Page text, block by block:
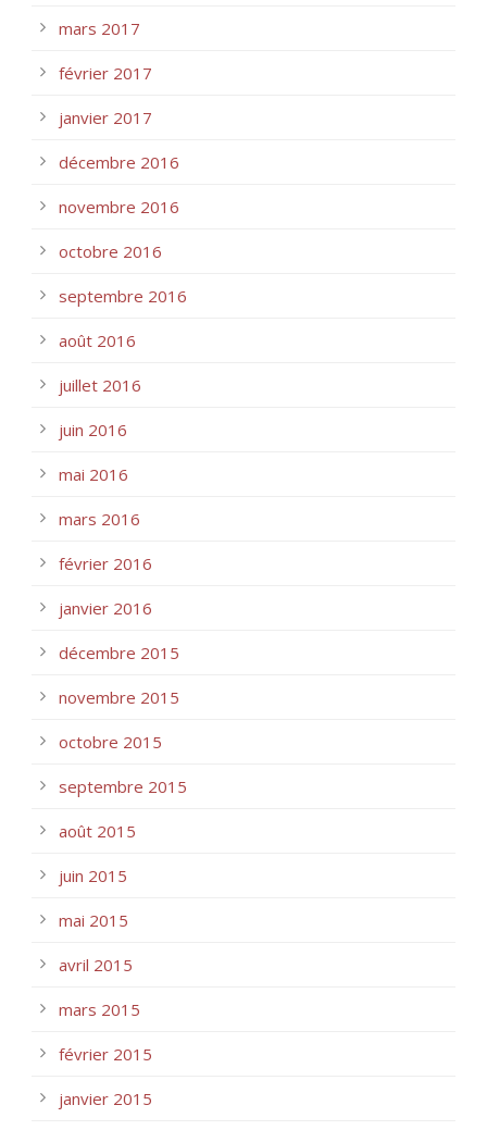
mars 2017
février 2017
janvier 2017
décembre 2016
novembre 2016
octobre 2016
septembre 2016
août 2016
juillet 2016
juin 2016
mai 2016
mars 2016
février 2016
janvier 2016
décembre 2015
novembre 2015
octobre 2015
septembre 2015
août 2015
juin 2015
mai 2015
avril 2015
mars 2015
février 2015
janvier 2015